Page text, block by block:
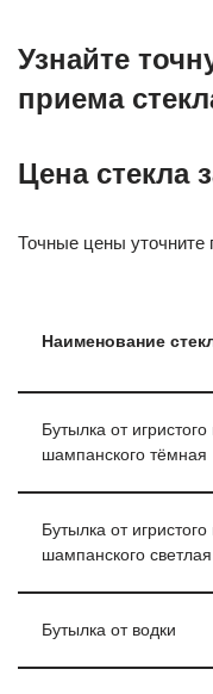
Узнайте
приема
Цена стекла
Точные цены уточните
Наименование
Бутылка от игристого
шампанского тёмная
Бутылка от игристого
шампанского светлая
Бутылка от водки